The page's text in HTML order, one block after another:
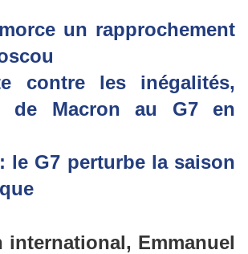
un rapprochement
contre les inégalités,
de Macron au G7 en
le G7 perturbe la saison
international, Emmanuel